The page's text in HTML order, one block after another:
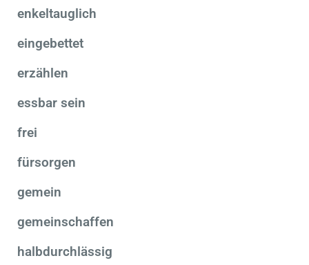
enkeltauglich
eingebettet
erzählen
essbar sein
frei
fürsorgen
gemein
gemeinschaffen
halbdurchlässig